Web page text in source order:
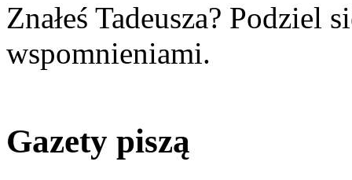
Znałeś Tadeusza? Podziel
wspomnieniami.
Gazety piszą